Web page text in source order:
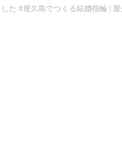
#屋久島でつくる結婚指輪 |